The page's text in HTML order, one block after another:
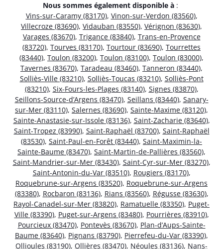
Nous sommes également disponible à :
Vins-sur-Caramy (83170), Vinon-sur-Verdon (83560),
Villecroze (83690), Vidauban (83550), Vérignon (83630),
Varages (83670), Trigance (83840), Trans-en-Provence
(83720), Tourves (83170), Tourtour (83690), Tourrettes
(83440), Toulon (83200), Toulon (83100), Toulon (83000),
Tavernes (83670), Taradeau (83460), Tanneron (83440),
Solliès-Ville (83210), Solliès-Toucas (83210), Solliès-Pont
(83210), Six-Fours-les-Plages (83140), Signes (83870),
Seillons-Source-d’Argens (83470), Seillans (83440), Sanary-
sur-Mer (83110), Salernes (83690), Sainte-Maxime (83120),
Sainte-Anastasie-sur-Issole (83136), Saint-Zacharie (83640),
Saint-Tropez (83990), Saint-Raphaël (83700), Saint-Raphaël
(83530), Saint-Paul-en-Forêt (83440), Saint-Maximin-la-
Sainte-Baume (83470), Saint-Martin-de-Pallières (83560),
Saint-Mandrier-sur-Mer (83430), Saint-Cyr-sur-Mer (83270),
Saint-Antonin-du-Var (83510), Rougiers (83170),
Roquebrune-sur-Argens (83520), Roquebrune-sur-Argens
(83380), Rocbaron (83136), Rians (83560), Régusse (83630),
Rayol-Canadel-sur-Mer (83820), Ramatuelle (83350), Puget-
Ville (83390), Puget-sur-Argens (83480), Pourrières (83910),
Pourcieux (83470), Pontevès (83670), Plan-d’Aups-Sainte-
Baume (83640), Pignans (83790), Pierrefeu-du-Var (83390),
Ollioules (83190), Ollières (83470), Néoules (83136), Nans-